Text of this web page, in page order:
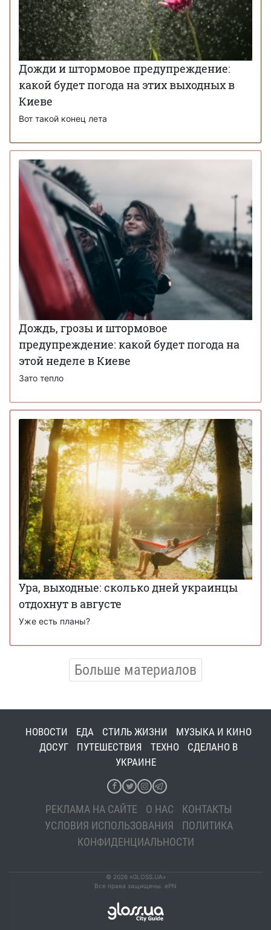
Дожди и штормовое предупреждение:
какой будет погода на этих выходных в
Киеве
Вот такой конец лета
Дождь, грозы и штормовое
предупреждение: какой будет погода на
этой неделе в Киеве
Зато тепло
Ура, выходные: сколько дней украинцы
отдохнут в августе
Уже есть планы?
Больше материалов
НОВОСТИ ЕДА СТИЛЬ ЖИЗНИ
МУЗЫКА И КИНО
ДОСУГ
ПУТЕШЕСТВИЯ ТЕХНО
СДЕЛАНО В
УКРАИНЕ
РЕКЛАМА НА САЙТЕ О НАС
КОНТАКТЫ
УСЛОВИЯ ИСПОЛЬЗОВАНИЯ
ПОЛИТИКА
КОНФИДЕНЦИАЛЬНОСТИ
© 2026 «GLOSS.UA»
Все права защищены. ePN